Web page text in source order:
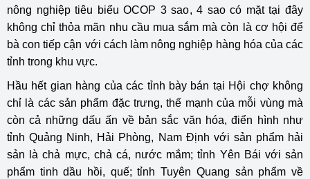
nông nghiệp tiêu biểu OCOP 3 sao, 4 sao có mặt tại đây
không chỉ thỏa mãn nhu cầu mua sắm mà còn là cơ hội để
bà con tiếp cận với cách làm nông nghiệp hàng hóa của các
tỉnh trong khu vực.
Hầu hết gian hàng của các tỉnh bày bán tại Hội chợ không
chỉ là các sản phẩm đặc trưng, thế mạnh của mỗi vùng mà
còn cả những dấu ấn về bản sắc văn hóa, điển hình như
tỉnh Quảng Ninh, Hải Phòng, Nam Định với sản phẩm hải
sản là chả mực, chả cá, nước mắm; tỉnh Yên Bái với sản
phẩm tinh dầu hồi, quế; tỉnh Tuyên Quang sản phẩm về